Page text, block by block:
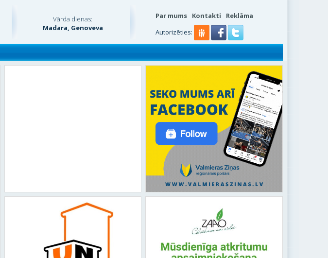
Vārda dienas:
Madara, Genoveva
Par mums Kontakti
Reklāma
Autorizēties: